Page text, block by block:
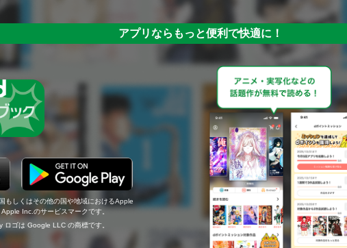
アプリならもっと便利で快適に！
もしくはその他の国や地域におけるApple
Inc.のサービスマークです。
ゴは Google LLC の商標です。